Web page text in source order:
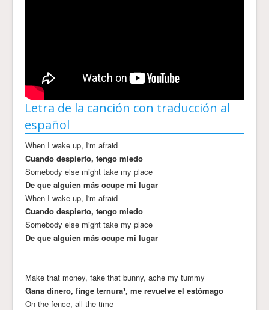
Letra de la canción con traducción al
español
When I wake up, I'm afraid
Cuando despierto, tengo miedo
Somebody else might take my place
De que alguien más ocupe mi lugar
When I wake up, I'm afraid
Cuando despierto, tengo miedo
Somebody else might take my place
De que alguien más ocupe mi lugar
Make that money, fake that bunny, ache my tummy
Gana dinero, finge ternura¹, me revuelve el estómago
On the fence, all the time